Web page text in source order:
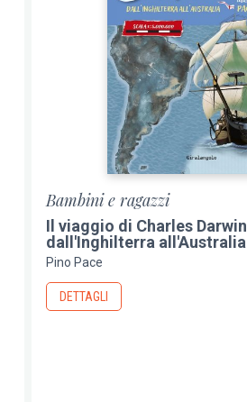
Bambini e ragazzi
Il viaggio di Charles Darwin
dall'Inghilterra all'Australia
Pino Pace
DETTAGLI